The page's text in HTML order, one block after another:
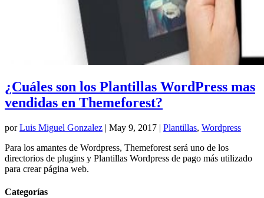
¿Cuáles son los Plantillas WordPress mas
vendidas en Themeforest?
porLuis Miguel Gonzalez | May 9, 2017 | Plantillas, Wordpress
Para los amantes de Wordpress, Themeforest será uno de los
directorios de plugins y Plantillas Wordpress de pago más utilizado
para crear página web.
Categorías